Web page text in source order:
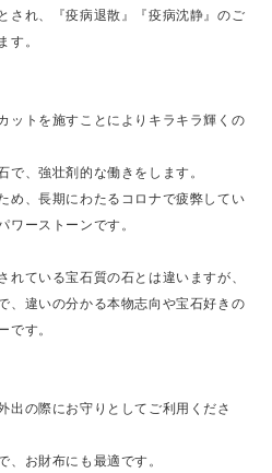
され、『疫病退散』『疫病沈静』のご
す。
ットを施すことによりキラキラ輝くの
で、強壮剤的な働きをします。
め、長期にわたるコロナで疲弊してい
ワーストーンです。
れている宝石質の石とは違いますが、
、違いの分かる本物志向や宝石好きの
です。
出の際にお守りとしてご利用くださ
、お財布にも最適です。